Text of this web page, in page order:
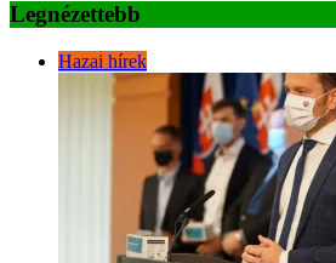
Legnézettebb
Hazai hírek